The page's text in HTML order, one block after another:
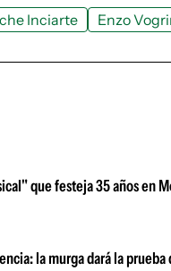
Inciarte Enzo
que festeja 35 años en
la murga dará la